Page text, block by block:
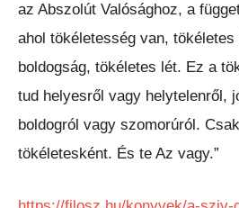
az Abszolút Valósághoz, a
ahol tökéletesség van,
boldogság, tökéletes lét. Ez a
tud helyesről vagy helytelenről,
boldogról vagy szomorúról.
tökéletesként. És te Az vagy.”